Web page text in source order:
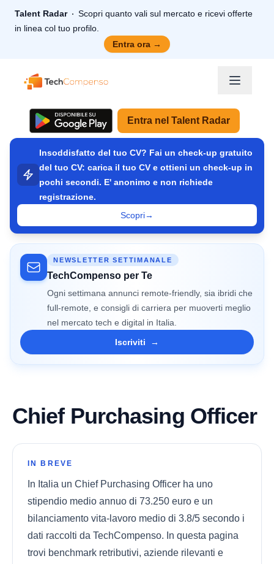
Talent Radar
Scopri quanto vali sul mercato e ricevi offerte
in linea col tuo profilo.
Entra ora →
TechCompenso
Entra nel Talent Radar
Insoddisfatto del tuo CV? Fai un check-up gratuito
del tuo CV: carica il tuo CV e ottieni un check-up in
pochi secondi. E' anonimo e non richiede
registrazione.
Scopri→
NEWSLETTER SETTIMANALE
TechCompenso per Te
Ogni settimana annunci remote-friendly, sia ibridi che
full-remote, e consigli di carriera per muoverti meglio
nel mercato tech e digital in Italia.
Iscriviti
→
Chief Purchasing Officer
IN BREVE
In Italia un Chief Purchasing Officer ha uno
stipendio medio annuo di 73.250 euro e un
bilanciamento vita-lavoro medio di 3.8/5 secondo i
dati raccolti da TechCompenso. In questa pagina
trovi benchmark retributivi, aziende rilevanti e